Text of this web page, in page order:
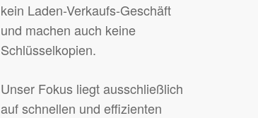
kein Laden-Verkaufs-Geschäft
und machen auch keine
Schlüsselkopien.
Unser Fokus liegt ausschließlich
auf schnellen und effizienten